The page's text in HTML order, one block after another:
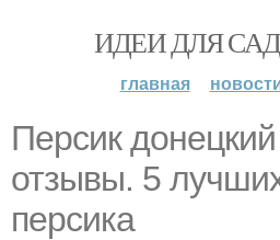
ИДЕИ ДЛЯ
главная
Персик
отзывы. 5
персика